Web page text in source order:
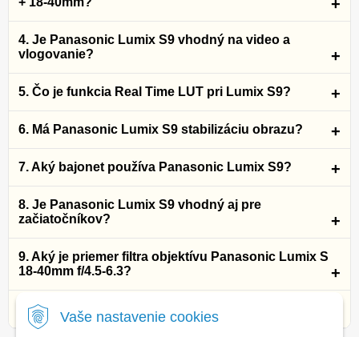
Vaše nastavenie cookies
4. Je Panasonic Lumix S9 vhodný na video a
vlogovanie?
5. Čo je funkcia Real Time LUT pri Lumix S9?
6. Má Panasonic Lumix S9 stabilizáciu obrazu?
7. Aký bajonet používa Panasonic Lumix S9?
8. Je Panasonic Lumix S9 vhodný aj pre
začiatočníkov?
9. Aký je priemer filtra objektívu Panasonic Lumix S
18-40mm f/4.5-6.3?
10. Prečo si vybrať Panasonic Lumix S9 + 18-40mm?